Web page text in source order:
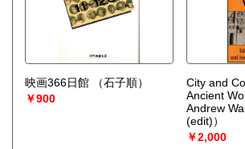
映画366日館
（石子順）
￥900
City and
Ancient
Andrew
(edit)）
￥2,000